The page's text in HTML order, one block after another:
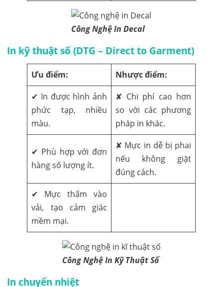
Công Nghệ In Decal
In kỹ thuật số (DTG – Direct to Garment)
Ưu điểm:
Nhược điểm:
✔ In được hình ảnh
phức tạp, nhiều
màu.
✘ Chi phí cao hơn
so với các phương
pháp in khác.
✔ Phù hợp với đơn
hàng số lượng ít.
✘ Mực in dễ bị phai
nếu không giặt
đúng cách.
✔ Mực thấm vào
vải, tạo cảm giác
mềm mại.
Công Nghệ In Kỹ Thuật Số
In chuyển nhiệt